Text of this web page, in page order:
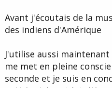
Avant j'écoutais de la
des indiens d'Amérique
J'utilise aussi
me met en pleine
seconde et je suis en